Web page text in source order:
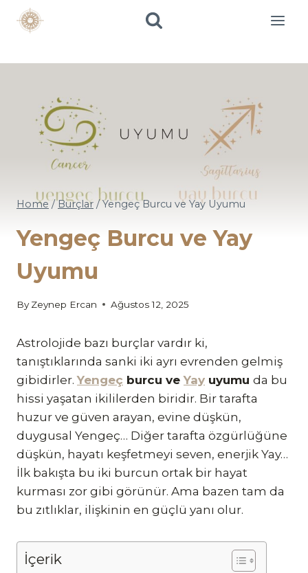
Skip
Home / Burçlar / Yengeç Burcu ve Yay Uyumu
Yengeç Burcu ve Yay
Uyumu
By Zeynep Ercan Ağustos 12, 2025
Astrolojide bazı burçlar vardır ki,
tanıştıklarında sanki iki ayrı evrenden gelmiş
gibidirler.Yengeç burcu veYay uyumu da bu
hissi yaşatan ikililerden biridir. Bir tarafta
huzur ve güven arayan, evine düşkün,
duygusal Yengeç… Diğer tarafta özgürlüğüne
düşkün, hayatı keşfetmeyi seven, enerjik Yay…
İlk bakışta bu iki burcun ortak bir hayat
kurması zor gibi görünür. Ama bazen tam da
bu zıtlıklar, ilişkinin en güçlü yanı olur.
İçerik